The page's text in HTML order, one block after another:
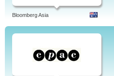
Bloomberg Asia